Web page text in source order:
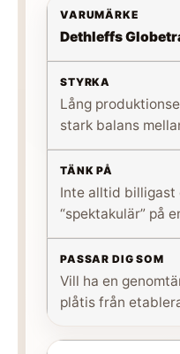
Dethleffs
Lång
stark balans
Inte alltid billigast
“spektakulär” på
Vill ha en
plåtis från